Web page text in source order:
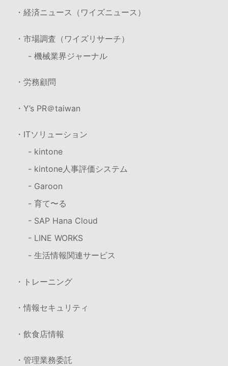
・経済ニュース（ワイズニュース）
・市場調査（ワイズリサーチ）
- 機械業界ジャーナル
・労務顧問
・Y’s PR＠taiwan
・ITソリューション
- kintone
- kintone人事評価システム
- Garoon
- 育て〜る
- SAP Hana Cloud
- LINE WORKS
- 生活情報関連サービス
・トレーニング
・情報セキュリティ
・飲食店情報
・管理業務委託